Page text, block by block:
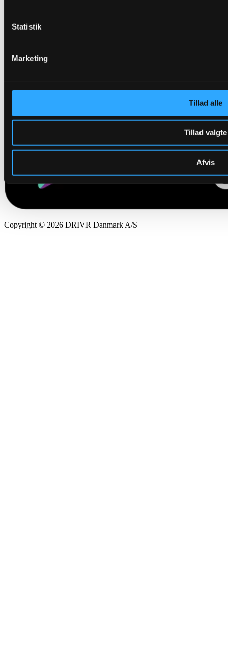
Statistik
Marketing
Tillad alle
Tillad valgte
Afvis
Copyright © 2026 DRIVR Danmark A/S